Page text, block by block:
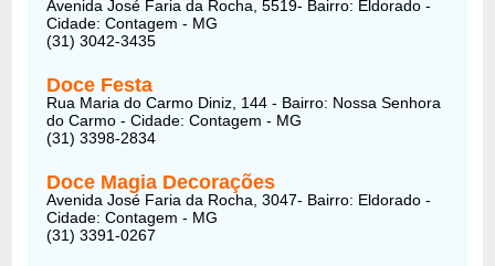
Avenida José Faria da Rocha, 5519- Bairro: Eldorado -
Cidade: Contagem - MG
(31) 3042-3435
Doce Festa
Rua Maria do Carmo Diniz, 144 - Bairro: Nossa Senhora
do Carmo - Cidade: Contagem - MG
(31) 3398-2834
Doce Magia Decorações
Avenida José Faria da Rocha, 3047- Bairro: Eldorado -
Cidade: Contagem - MG
(31) 3391-0267